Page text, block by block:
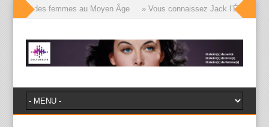
des femmes au Moyen Âge » Vous connaissez Jack